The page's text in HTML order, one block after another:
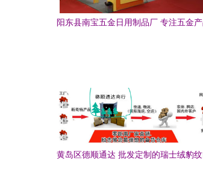
阳东县南宝五金日用制品厂 专注五金
黄岛区德顺通达 批发定制的瑞士绒豹纹